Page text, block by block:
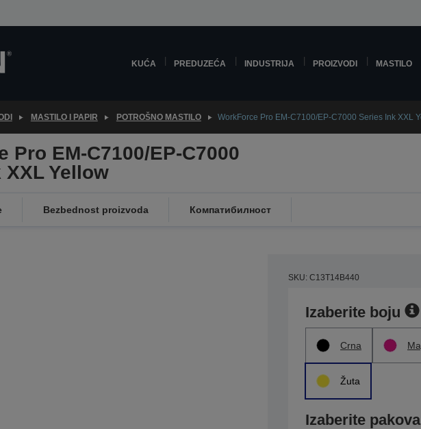
KUĆA PREDUZEĆA INDUSTRIJA PROIZVODI MASTILO
MASTILO I PAPIR POTROŠNO MASTILO WorkForce Pro EM-C7100/EP-C7000 Series Ink XXL
Pro EM-C7100/EP-C7000
Yellow
Bezbednost proizvoda Компатибилност
SKU: C13T14B440
Izaberite boju
Crna
Žuta
Izaberite